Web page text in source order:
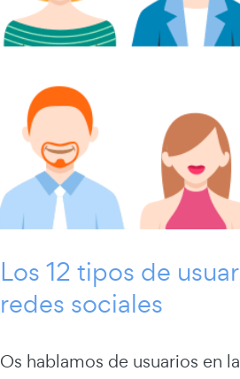
Los 12 tipos de
redes sociales
Os hablamos de usuarios en